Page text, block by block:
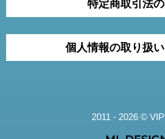
特定商取引法
個人情報の取り扱
2011 - 2026 ©